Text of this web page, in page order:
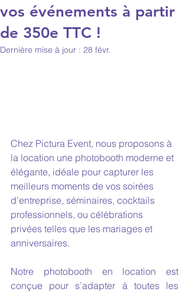
vos événements à partir
de 350e TTC !
Dernière mise à jour : 28 févr.
Chez Pictura Event, nous proposons à
la location une photobooth moderne et
élégante, idéale pour capturer les
meilleurs moments de vos soirées
d’entreprise, séminaires, cocktails
professionnels, ou célébrations
privées telles que les mariages et
anniversaires.
Notre photobooth en location est
conçue pour s’adapter à toutes les